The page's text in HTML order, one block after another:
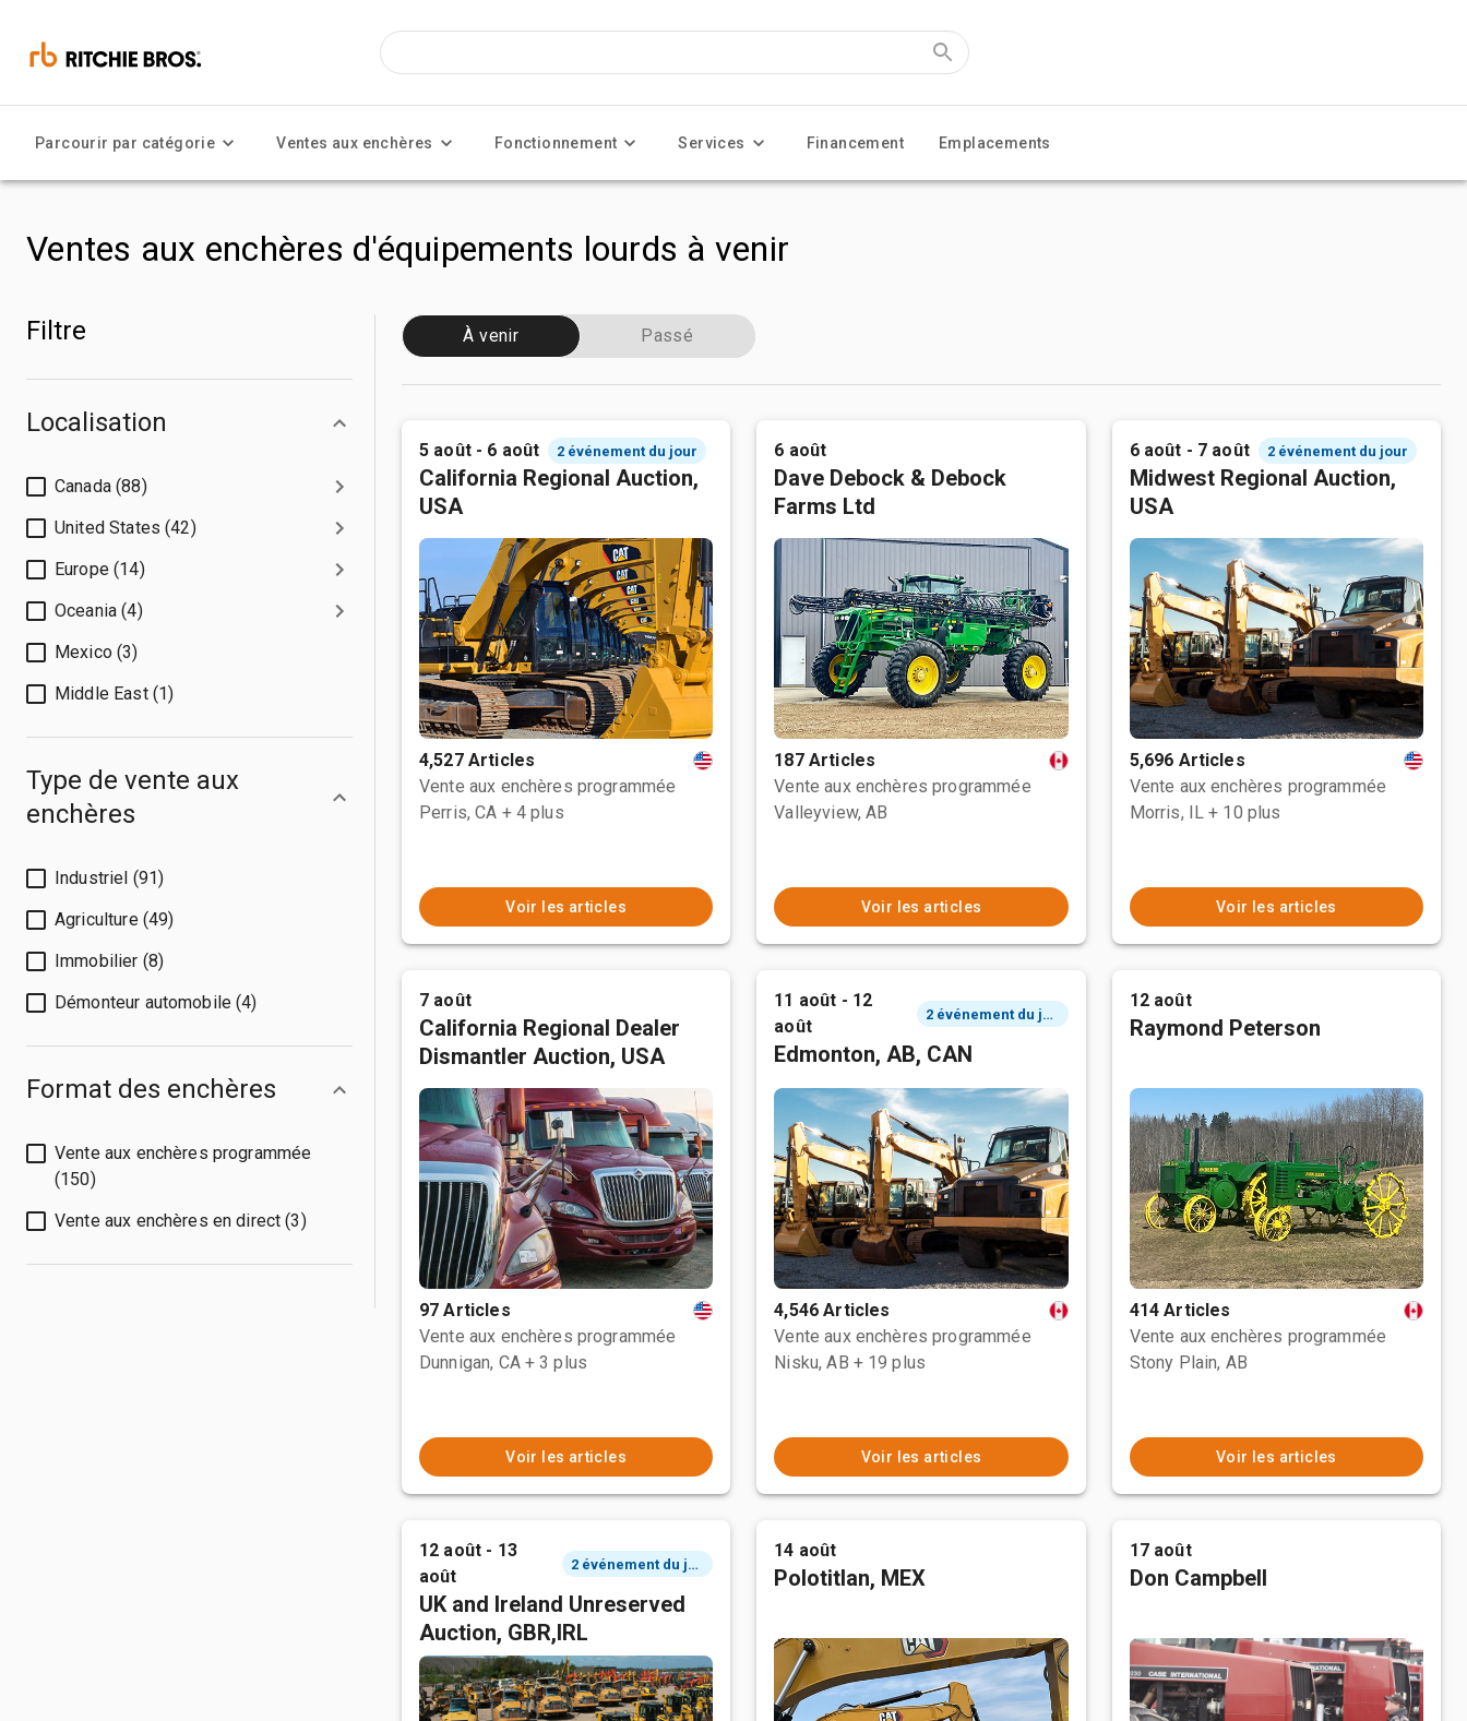
Parcourir par catégorie Ventes aux enchères Fonctionnement Services Financement Emplacements
Ventes aux enchères d'équipements lourds à venir
Filtre
Localisation
Canada (88)
United States (42)
Europe (14)
Oceania (4)
Mexico (3)
Middle East (1)
Type de vente aux
enchères
Industriel (91)
Agriculture (49)
Immobilier (8)
Démonteur automobile (4)
Format des enchères
Vente aux enchères programmée
(150)
Vente aux enchères en direct (3)
À venir Passé
5 août - 6 août 2 événement du jour
California Regional Auction,
USA
4,527 Articles
Vente aux enchères programmée
Perris, CA + 4 plus
Voir les articles
6 août
Dave Debock & Debock
Farms Ltd
187 Articles
Vente aux enchères programmée
Valleyview, AB
Voir les articles
6 août - 7 août 2 événement du jour
Midwest Regional Auction,
USA
5,696 Articles
Vente aux enchères programmée
Morris, IL + 10 plus
Voir les articles
7 août
California Regional Dealer
Dismantler Auction, USA
97 Articles
Vente aux enchères programmée
Dunnigan, CA + 3 plus
Voir les articles
11 août - 12
août
2 événement du jour
Edmonton, AB, CAN
4,546 Articles
Vente aux enchères programmée
Nisku, AB + 19 plus
Voir les articles
12 août
Raymond Peterson
414 Articles
Vente aux enchères programmée
Stony Plain, AB
Voir les articles
12 août - 13
août
2 événement du jour
UK and Ireland Unreserved
Auction, GBR,IRL
14 août
Polotitlan, MEX
17 août
Don Campbell